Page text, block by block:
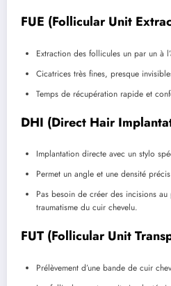
FUE (Follicular Unit
Extraction des follicules un par un à
Cicatrices très fines, presque
Temps de récupération rapide et
DHI (Direct Hair
Implantation directe avec un stylo
Permet un angle et une densité
Pas besoin de créer des incisions
traumatisme du cuir chevelu.
FUT (Follicular Unit
Prélèvement d’une bande de cuir